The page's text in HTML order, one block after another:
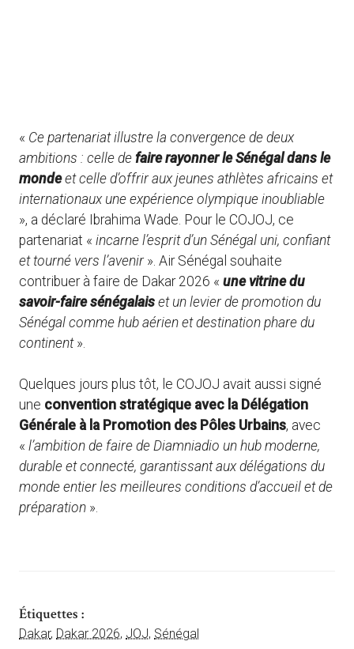
« Ce partenariat illustre la convergence de deux
ambitions : celle de faire rayonner le Sénégal dans le
mondeet celle d’offrir aux jeunes athlètes africains et
internationaux une expérience olympique inoubliable
», a déclaré Ibrahima Wade. Pour le COJOJ, ce
partenariat « incarne l’esprit d’un Sénégal uni, confiant
et tourné vers l’avenir». Air Sénégal souhaite
contribuer à faire de Dakar 2026 « une vitrine du
savoir-faire sénégalais et un levier de promotion du
Sénégal comme hub aérien et destination phare du
continent».
Quelques jours plus tôt, le COJOJ avait aussi signé
une convention stratégique avec la Délégation
Générale à la Promotion des Pôles Urbains, avec
« l’ambition de faire de Diamniadio un hub moderne,
durable et connecté, garantissant aux délégations du
monde entier les meilleures conditions d’accueil et de
préparation ».
Étiquettes :
Dakar, Dakar 2026, JOJ, Sénégal